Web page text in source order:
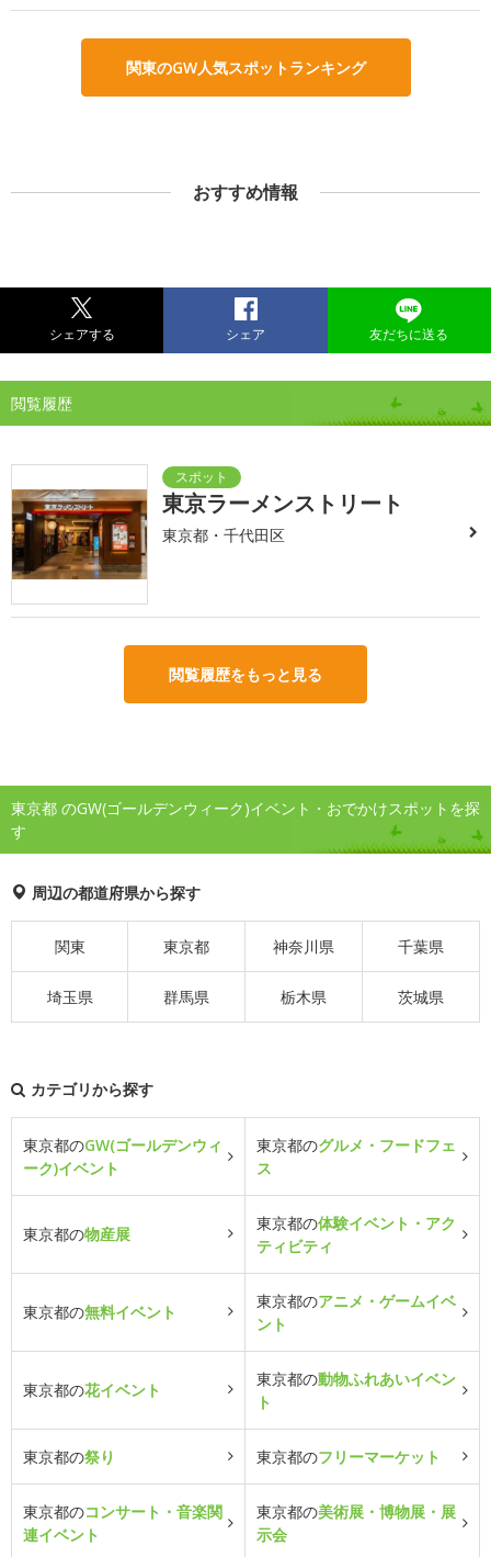
関東のGW人気スポットランキング
おすすめ情報
シェアする シェア 友だちに送る
閲覧履歴
東京ラーメンストリート
東京都・千代田区
閲覧履歴をもっと見る
東京都 のGW(ゴールデンウィーク)イベント・おでかけスポットを探
す
周辺の都道府県から探す
関東 東京都 神奈川県 千葉県
埼玉県 群馬県 栃木県 茨城県
カテゴリから探す
東京都のGW(ゴールデンウィ
ーク)イベント
東京都のグルメ・フードフェ
ス
東京都の物産展
東京都の体験イベント・アク
ティビティ
東京都の無料イベント
東京都のアニメ・ゲームイベ
ント
東京都の花イベント
東京都の動物ふれあいイベン
ト
東京都の祭り 東京都のフリーマーケット
東京都のコンサート・音楽関
連イベント
東京都の美術展・博物展・展
示会